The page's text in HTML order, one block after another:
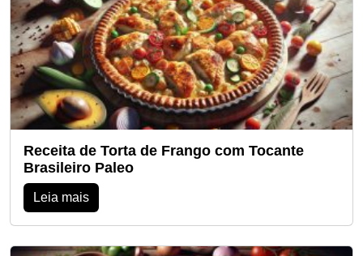
Receita de Torta de Frango com Tocante
Brasileiro Paleo
Leia mais